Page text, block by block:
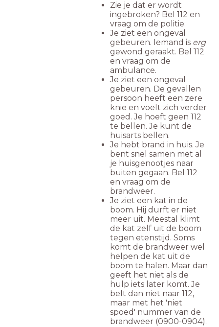
Zie je dat er wordt
ingebroken? Bel 112 en
vraag om de politie.
Je ziet een ongeval
gebeuren. Iemand is erg
gewond geraakt. Bel 112
en vraag om de
ambulance.
Je ziet een ongeval
gebeuren. De gevallen
persoon heeft een zere
knie en voelt zich verder
goed. Je hoeft geen 112
te bellen. Je kunt de
huisarts bellen.
Je hebt brand in huis. Je
bent snel samen met al
je huisgenootjes naar
buiten gegaan. Bel 112
en vraag om de
brandweer.
Je ziet een kat in de
boom. Hij durft er niet
meer uit. Meestal klimt
de kat zelf uit de boom
tegen etenstijd. Soms
komt de brandweer wel
helpen de kat uit de
boom te halen. Maar dan
geeft het niet als de
hulp iets later komt. Je
belt dan niet naar 112,
maar met het 'niet
spoed' nummer van de
brandweer (0900-0904).